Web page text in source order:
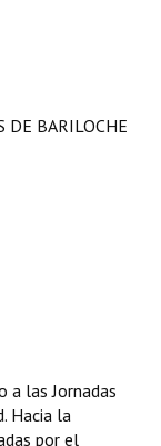
DE BARILOCHE
a las Jornadas
Hacia la
por el